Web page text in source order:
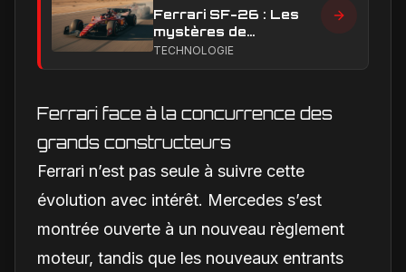
Ferrari SF-26 : Les
mystères de
performance en ligne
TECHNOLOGIE
Ferrari face à la concurrence des
grands constructeurs
Ferrari n’est pas seule à suivre cette
évolution avec intérêt. Mercedes s’est
montrée ouverte à un nouveau règlement
moteur, tandis que les nouveaux entrants